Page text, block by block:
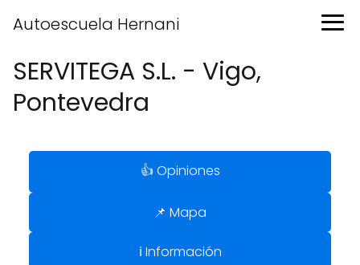
Autoescuela Hernani
SERVITEGA S.L. - Vigo,
Pontevedra
👍 Opiniones
📌 Mapa
ℹ️ Información